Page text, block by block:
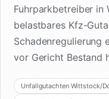
Fuhrparkbetreiber in
belastbares Kfz-
Schadenregulierung
vor Gericht Bestand
Unfallgutachten Wittstock/